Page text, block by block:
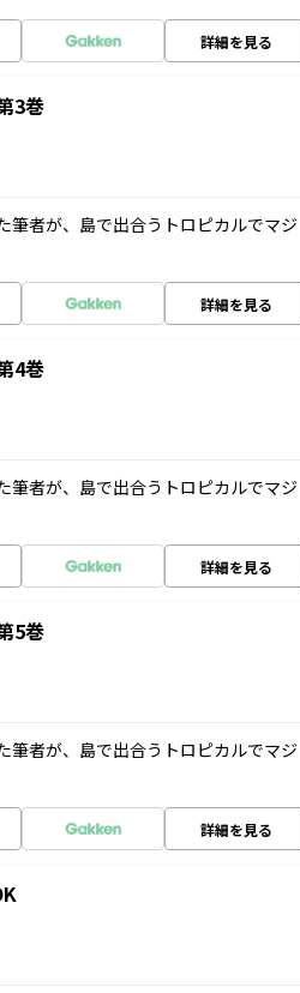
詳細を見る
3巻
筆者が、島で出合うトロピカルでマジ
詳細を見る
4巻
筆者が、島で出合うトロピカルでマジ
詳細を見る
5巻
筆者が、島で出合うトロピカルでマジ
詳細を見る